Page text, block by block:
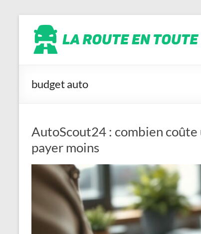
contenu
La
route
en
conscience
budget auto
AutoScout24 : combien
payer moins